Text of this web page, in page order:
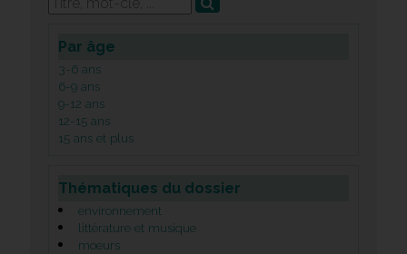
Par âge
3-6 ans
6-9 ans
9-12 ans
12-15 ans
15 ans et plus
Thématiques du dossier
environnement
littérature et musique
moeurs